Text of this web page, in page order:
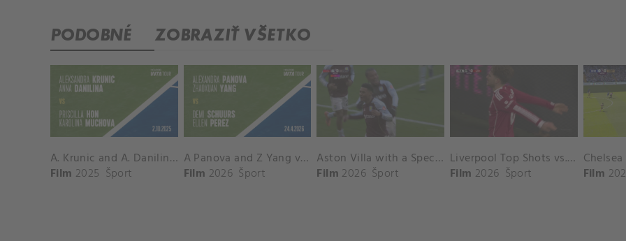
PODOBNÉ ZOBRAZIŤ VŠETKO
A. Krunic and A. Danilina vs. P. Hon and K. Muchova Match Highlights - BEIJING_Capital Group Diamond ( October 02, 2025)
Film 2025 Šport
A Panova and Z Yang vs D Schuurs and E Perez Match Highlights - MADRID_Court 8 ( April 24, 2026)
Film 2026 Šport
Aston Villa with a Spectacular Goal vs. Nottingham Forest
Film 2026 Šport
Liverpool Top Shots vs. Fulham
Film 2026 Šport
Film